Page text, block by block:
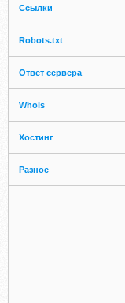
Ссылки
Robots.txt
Ответ сервера
Whois
Хостинг
Разное